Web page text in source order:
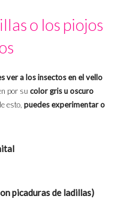
o los piojos
ver a los insectos en el vello
por su color gris u oscuro
esto, puedes experimentar o
picaduras de ladillas)